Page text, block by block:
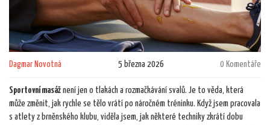
Dagmar Novotná 5 března 2026 0 Komentáře
Sportovní masáž není jen o tlakách a rozmačkávání svalů. Je to věda, která
může změnit, jak rychle se tělo vrátí po náročném tréninku. Když jsem pracovala
s atlety z brněnského klubu, viděla jsem, jak některé techniky zkrátí dobu